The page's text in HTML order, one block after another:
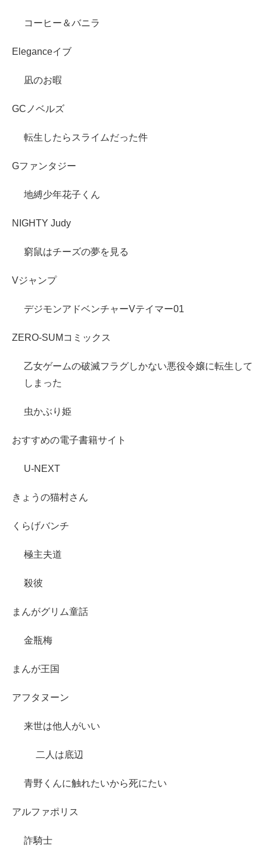
コーヒー＆バニラ
Eleganceイブ
凪のお暇
GCノベルズ
転生したらスライムだった件
Gファンタジー
地縛少年花子くん
NIGHTY Judy
窮鼠はチーズの夢を見る
Vジャンプ
デジモンアドベンチャーVテイマー01
ZERO-SUMコミックス
乙女ゲームの破滅フラグしかない悪役令嬢に転生して
しまった
虫かぶり姫
おすすめの電子書籍サイト
U-NEXT
きょうの猫村さん
くらげバンチ
極主夫道
殺彼
まんがグリム童話
金瓶梅
まんが王国
アフタヌーン
来世は他人がいい
二人は底辺
青野くんに触れたいから死にたい
アルファポリス
詐騎士